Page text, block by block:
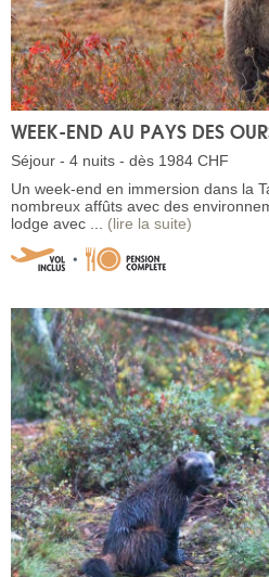
WEEK-END AU PAYS DES
Séjour - 4 nuits - dès 1984 CHF
Un week-end en immersion dans la
nombreux affûts avec des
lodge avec ... (lire la suite)